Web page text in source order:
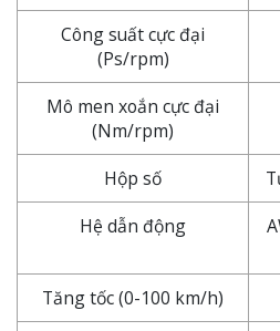
Công suất cực đại
(Ps/rpm)
Mô men xoắn cực đại
(Nm/rpm)
Hộp số
Hệ dẫn động
Tăng tốc (0-100 km/h)